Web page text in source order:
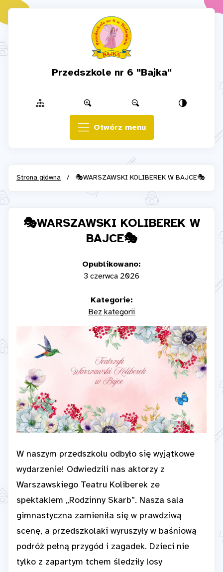
Przedszkole nr 6 "Bajka"
Otwórz menu
Strona główna / 🎭WARSZAWSKI KOLIBEREK W BAJCE🎭
🎭WARSZAWSKI KOLIBEREK W
BAJCE🎭
Opublikowano:
3 czerwca 2026
Kategorie:
Bez kategorii
W naszym przedszkolu odbyło się wyjątkowe
wydarzenie! Odwiedzili nas aktorzy z
Warszawskiego Teatru Koliberek ze
spektaklem „Rodzinny Skarb”. Nasza sala
gimnastyczna zamieniła się w prawdziwą
scenę, a przedszkolaki wyruszyły w baśniową
podróż pełną przygód i zagadek. Dzieci nie
tylko z zapartym tchem śledziły losy